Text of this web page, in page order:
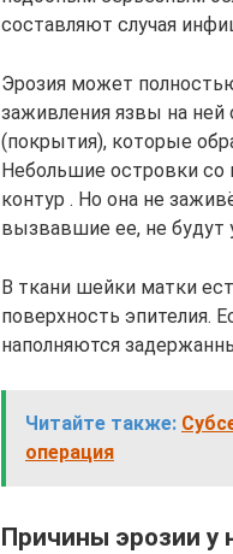
составляют случая
Эрозия может
заживления язвы на ней
(покрытия), которые
Небольшие островки со
контур . Но она не
вызвавшие ее, не будут
В ткани шейки матки
поверхность эпителия.
наполняются
Читайте также:
операция
Причины эрозии у